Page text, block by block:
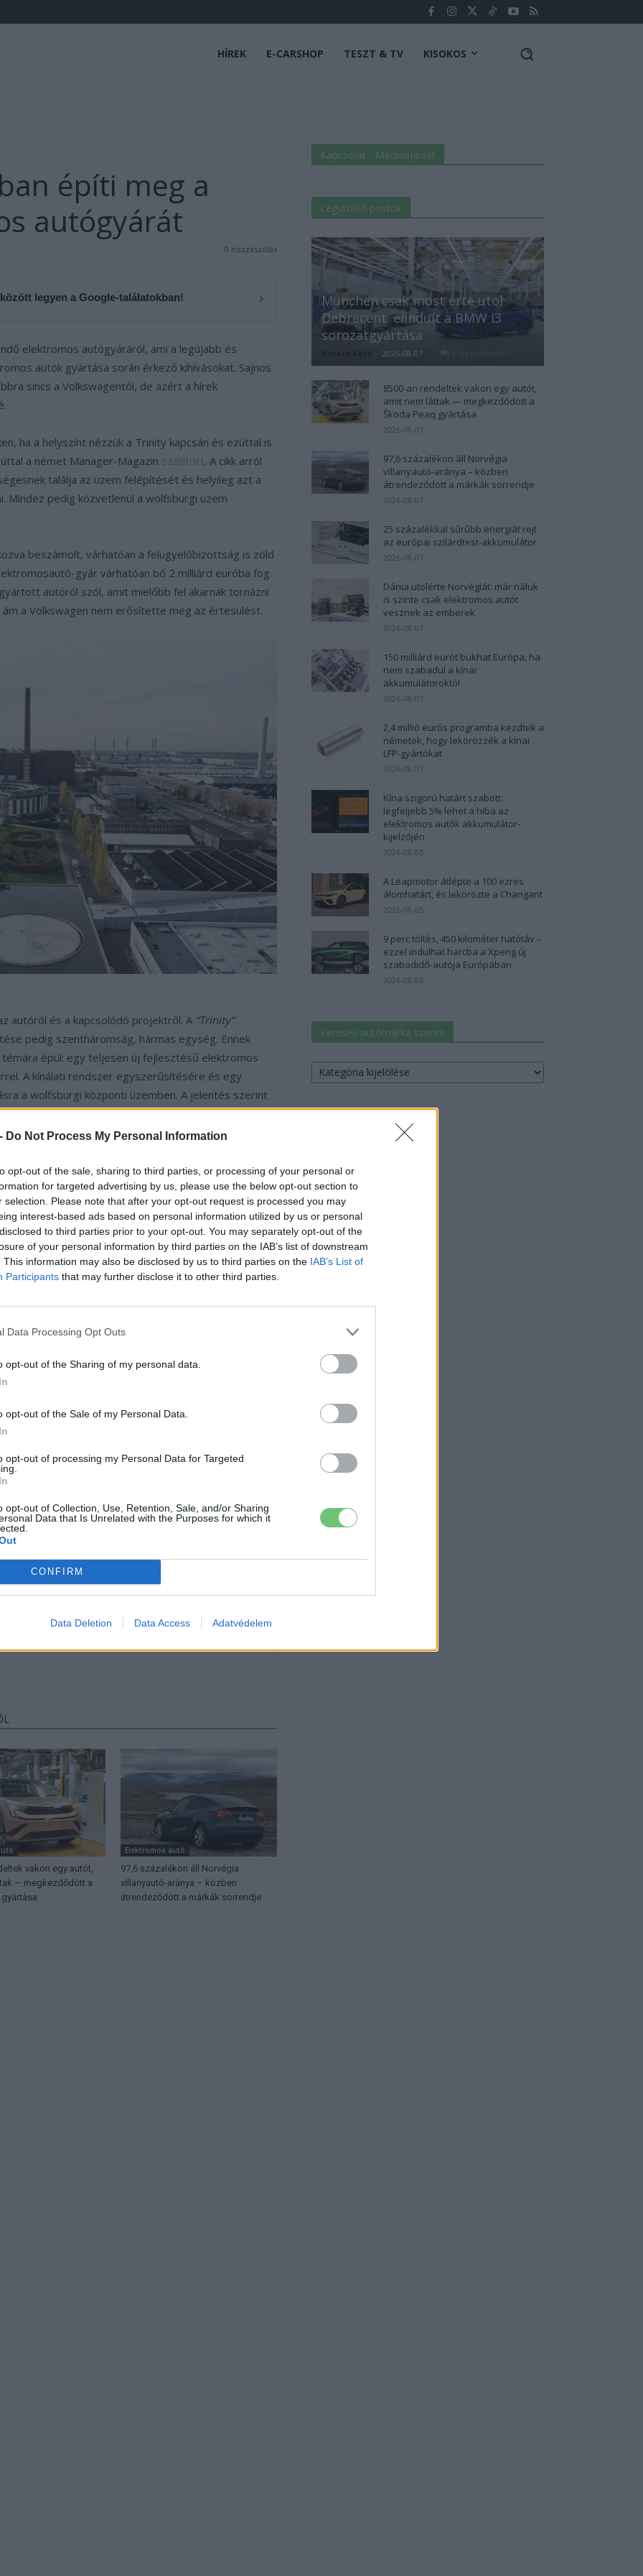
Do Not Process My Personal Information
opt-out of the sale, sharing to third parties, or processing of your personal or
for targeted advertising by us, please use the below opt-out section to
selection. Please note that after your opt-out request is processed you may
interest-based ads based on personal information utilized by us or personal
to third parties prior to your opt-out. You may separately opt-out of the
of your personal information by third parties on the IAB’s list of downstream
This information may also be disclosed by us to third parties on the IAB’s List of
Participants that may further disclose it to other third parties.
Data Processing Opt Outs
opt-out of the Sharing of my personal data.
opt-out of the Sale of my Personal Data.
opt-out of processing my Personal Data for Targeted
opt-out of Collection, Use, Retention, Sale, and/or Sharing
Data that Is Unrelated with the Purposes for which it
CONFIRM
Data Deletion Data Access Adatvédelem
HÍREK E-CARSHOP TESZT & TV KISOKOS
építi meg a
autógyárát
0 hozzászólás
legyen a Google-találatokban! ›
elektromos autógyáráról, ami a legújabb és
autók gyártása során érkező kihívásokat. Sajnos
sincs a Volkswagentől, de azért a hírek
ha a helyszínt nézzük a Trinity kapcsán és ezúttal is
a német Manager-Magazin szállított. A cikk arról
találja az üzem felépítését és helyileg azt a
Mindez pedig közvetlenül a wolfsburgi üzem
beszámolt, várhatóan a felügyelőbizottság is zöld
gyár várhatóan bő 2 milliárd euróba fog
autóról szól, amit mielőbb fel akarnak tornázni
a Volkswagen nem erősítette meg az értesülést.
autóról és a kapcsolódó projektről. A “Trinity”
pedig szentháromság, hármas egység. Ennek
épül: egy teljesen új fejlesztésű elektromos
A kínálati rendszer egyszerűsítésére és egy
a wolfsburgi központi üzemben. A jelentés szerint
üzem logisztikai korszerűsítése, amit Herbert
automatizált gyárépületek nagyobb
kétszintesek és könnyebben megközelíthetőre
Tesla nyomdokain haladna, minél jobban
és az ehhez szükséges időt.
melletti üzem volt, ám mostanában túlságosan is
neve, vagyis Wolfsburg. Jelenleg csak belsőégésű
autó, amit itt gyártanának. Az új üzemről
csacsogott a német médiának.
járműgyártás világméretű világítótornyává
további tartalmakért!
de lelkében elkötelezett gamer, kütyü és immár e-autó rajongó!
vakon egy autót,
— megkezdődött a
Elektromos autó
97,6 százalékon áll Norvégia
villanyautó-aránya – közben
átrendeződött a márkák sorrendje
Kapcsolat - Médiaajánlat
Legutolsó postok
München csak most érte utol
Debrecent: elindult a BMW i3
sorozatgyártása
- 2026-08-07
8500-an rendeltek vakon egy autót,
amit nem láttak — megkezdődött a
Škoda Peaq gyártása
2026-08-07
97,6 százalékon áll Norvégia
villanyautó-aránya – közben
átrendeződött a márkák sorrendje
2026-08-07
25 százalékkal sűrűbb energiát rejt
az európai szilárdtest-akkumulátor
2026-08-07
Dánia utolérte Norvégiát: már náluk
is szinte csak elektromos autót
vesznek az emberek
2026-08-07
150 milliárd eurót bukhat Európa, ha
nem szabadul a kínai
akkumulátoroktól
2026-08-07
2,4 millió eurós programba kezdtek a
németek, hogy lekörözzék a kínai
LFP-gyártókat
2026-08-07
Kína szigorú határt szabott:
legfeljebb 5% lehet a hiba az
elektromos autók akkumulátor-
kijelzőjén
2026-08-05
A Leapmotor átlépte a 100 ezres
álomhatárt, és lekörözte a Changant
2026-08-05
9 perc töltés, 450 kilométer hatótáv –
ezzel indulhat harcba a Xpeng új
szabadidő-autója Európában
2026-08-05
Keresés autómárka szerint
Keresés
autómárka